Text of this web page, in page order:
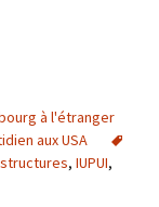
à l'étranger
aux USA
, IUPUI,